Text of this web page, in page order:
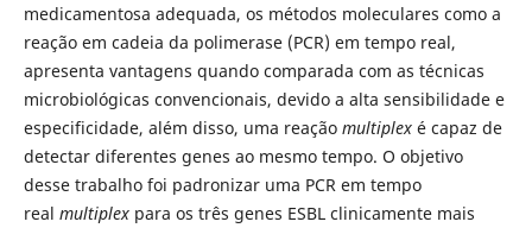
medicamentosa adequada, os métodos moleculares como a
reação em cadeia da polimerase (PCR) em tempo real,
apresenta vantagens quando comparada com as técnicas
microbiológicas convencionais, devido a alta sensibilidade e
especificidade, além disso, uma reação multiplexé capaz de
detectar diferentes genes ao mesmo tempo. O objetivo
desse trabalho foi padronizar uma PCR em tempo
real multiplexpara os três genes ESBL clinicamente mais